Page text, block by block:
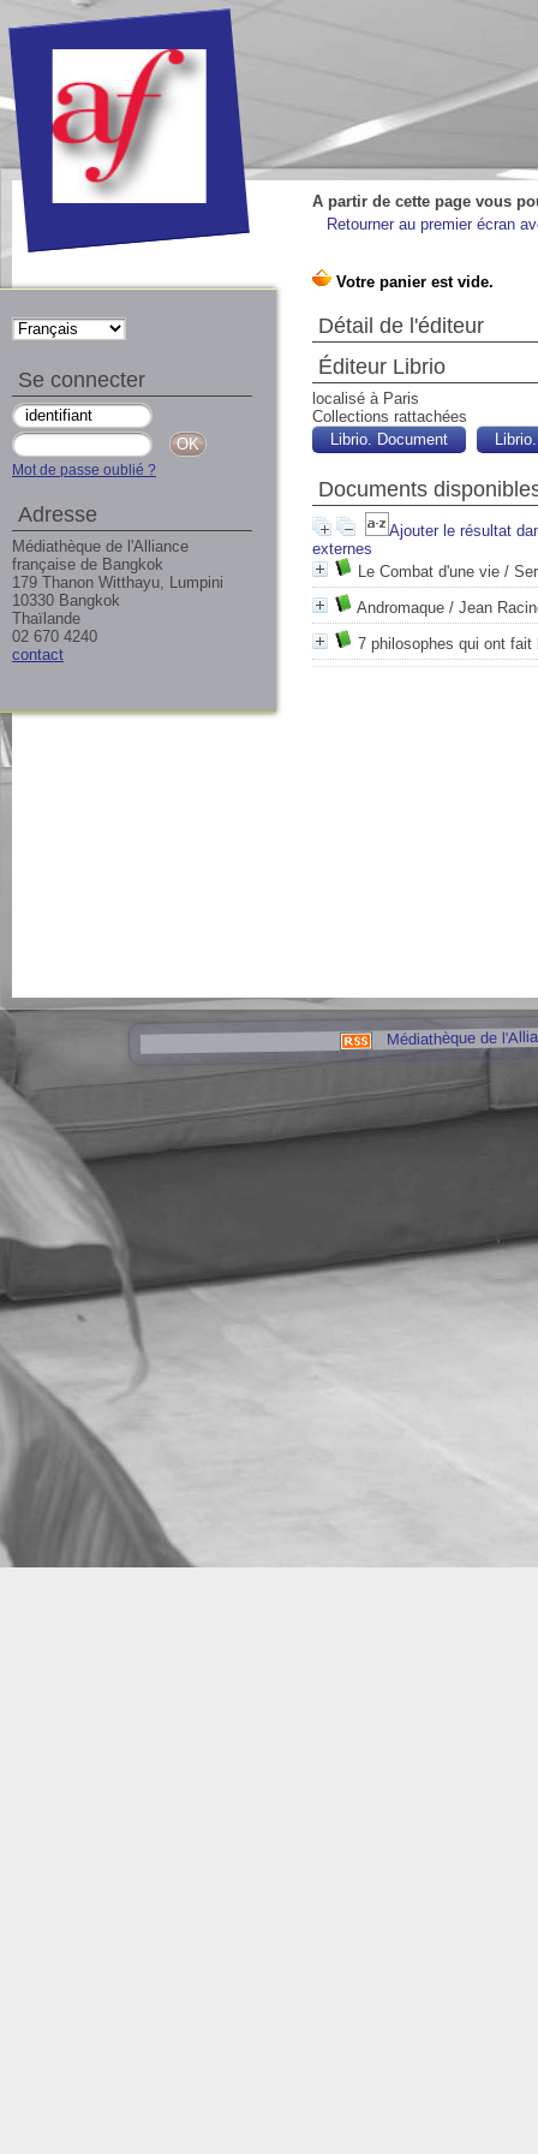
A partir de cette page vous
Retourner au premier écran
Détail de l'éditeur
Éditeur Librio
localisé à Paris
Collections rattachées
Librio. Document
Documents
Ajouter le résultat
externes
Le Combat d'une vie /
Andromaque / Jean
7 philosophes qui ont
Médiathèque de
Se connecter
Mot de passe oublié ?
Adresse
Médiathèque de l'Alliance
française de Bangkok
179 Thanon Witthayu, Lumpini
10330 Bangkok
Thaïlande
02 670 4240
contact